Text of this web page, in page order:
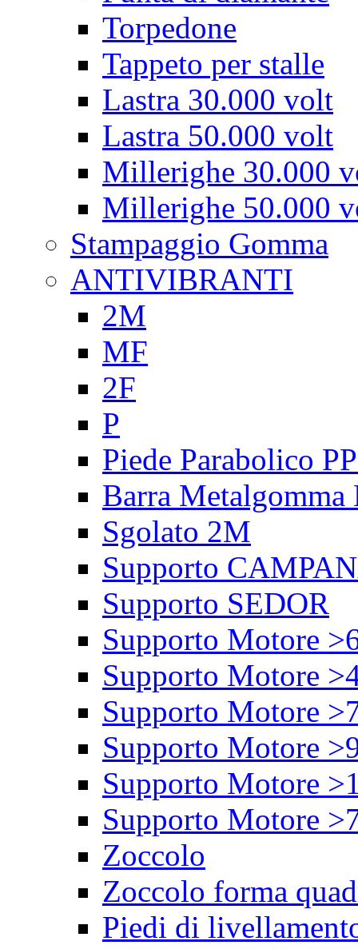
Torpedone
Tappeto per stalle
Lastra 30.000 volt
Lastra 50.000 volt
Millerighe 30.000
Millerighe 50.000
Stampaggio Gomma
ANTIVIBRANTI
2M
MF
2F
P
Piede Parabolico
Barra Metalgomma
Sgolato 2M
Supporto
Supporto SEDOR
Supporto Motore
Supporto Motore
Supporto Motore
Supporto Motore
Supporto Motore
Supporto Motore
Zoccolo
Zoccolo forma
Piedi di